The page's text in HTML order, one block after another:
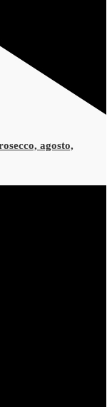
agosto,